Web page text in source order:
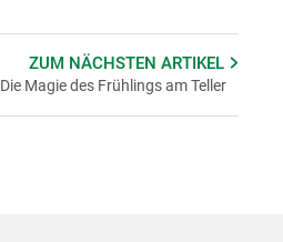
ZUM NÄCHSTENARTIKEL
Die Magie des Frühlings am Teller